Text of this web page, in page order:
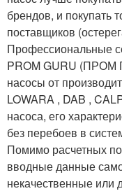
брендов, и покупать
поставщиков
Профессиональные
PROM GURU (ПРОМ
насосы от
LOWARA , DAB ,
насоса, его
без перебоев в
Помимо расчетных
вводные данные
некачественные